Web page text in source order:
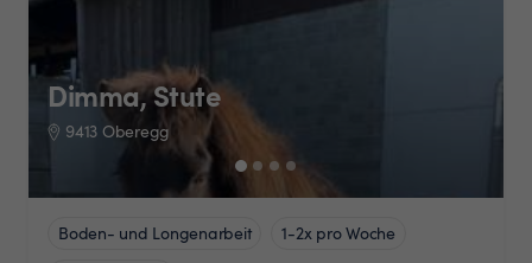
Dimma, Stute
9413 Oberegg
Boden- und Longenarbeit
1-2x pro Woche